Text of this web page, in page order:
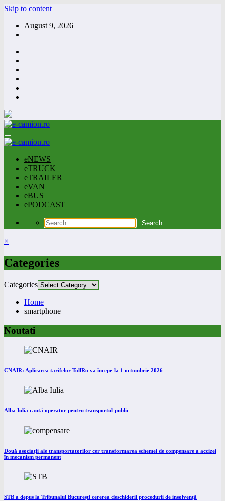
Skip to content
August 9, 2026
eNEWS
eTRUCK
eTRAILER
eVAN
eBUS
ePODCAST
×
Categories
Categories
Home
smartphone
Noutati
CNAIR: Aplicarea tarifelor TollRo va începe la 1 octombrie 2026
Alba Iulia caută operator pentru transportul public
Două asociații ale transportatorilor cer transformarea schemei de compensare a accizei
în mecanism permanent
STB a depus la Tribunalul București cererea deschiderii procedurii de insolvență